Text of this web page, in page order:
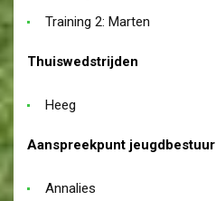
Training 2: Marten
Thuiswedstrijden
Heeg
Aanspreekpunt jeugdbestuur
Annalies